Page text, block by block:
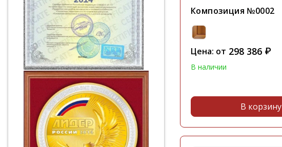
Композиция №0002
Цена: от 298 386 ₽
В наличии
В корзину